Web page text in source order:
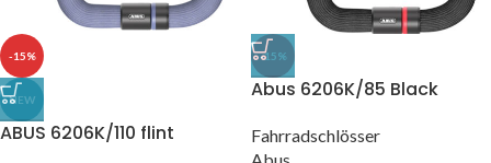
-15%
NEW
ABUS 6206K/110 flint
-15%
Abus 6206K/85 Black
Fahrradschlösser
Abus